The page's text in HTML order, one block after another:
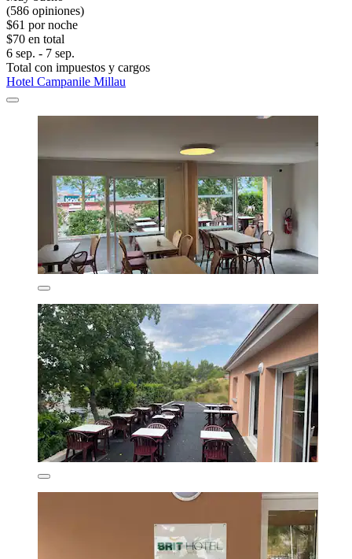
(586 opiniones)
$61 por noche
$70 en total
6 sep. - 7 sep.
Total con impuestos y cargos
Hotel Campanile Millau